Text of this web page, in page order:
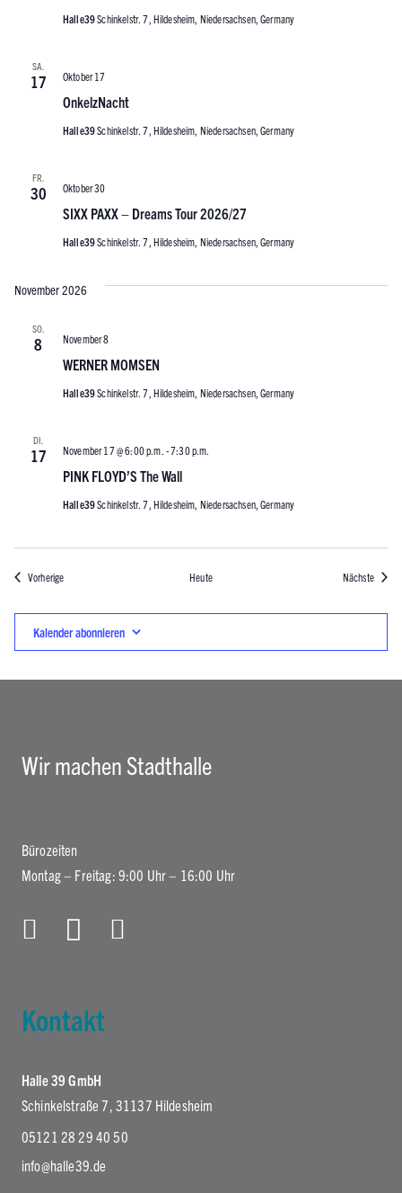
Halle39Schinkelstr. 7, Hildesheim, Niedersachsen, Germany
SA.
17
OnkelzNacht
Oktober 17
Halle39Schinkelstr. 7, Hildesheim, Niedersachsen, Germany
FR.
30
SIXX PAXX – Dreams Tour 2026/27
Oktober 30
Halle39Schinkelstr. 7, Hildesheim, Niedersachsen, Germany
November 2026
SO.
8
WERNER MOMSEN
November 8
Halle39Schinkelstr. 7, Hildesheim, Niedersachsen, Germany
DI.
17
PINK FLOYD’S The Wall
November 17 @ 6:00 p.m. -7:30 p.m.
Halle39Schinkelstr. 7, Hildesheim, Niedersachsen, Germany
VorherigeVeranstaltungen Heute Nächste
Kalender abonnieren
Wir machen Stadthalle
Bürozeiten
Montag – Freitag: 9:00 Uhr – 16:00 Uhr
Kontakt
Halle 39 GmbH
Schinkelstraße 7, 31137 Hildesheim
05121 28 29 40 50
info@halle39.de